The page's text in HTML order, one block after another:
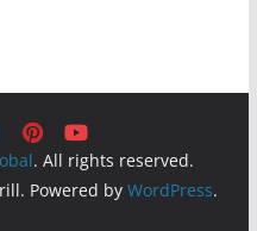
. All rights reserved.
Powered by WordPress.